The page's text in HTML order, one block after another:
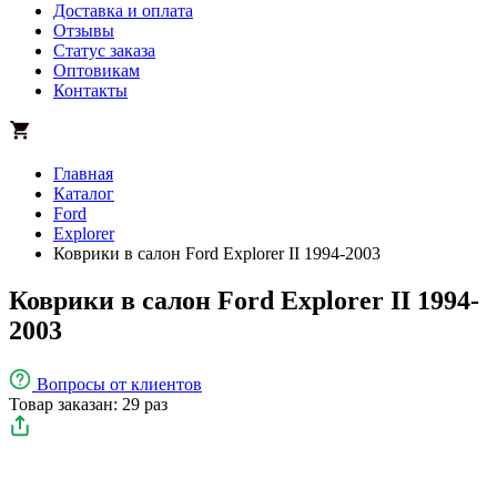
Доставка и оплата
Отзывы
Статус заказа
Оптовикам
Контакты
Главная
Каталог
Ford
Explorer
Коврики в салон Ford Explorer II 1994-2003
Коврики в салон Ford Explorer II 1994-
2003
Вопросы от клиентов
Товар заказан: 29 раз